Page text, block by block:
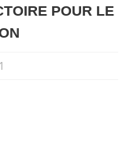
POUR LE